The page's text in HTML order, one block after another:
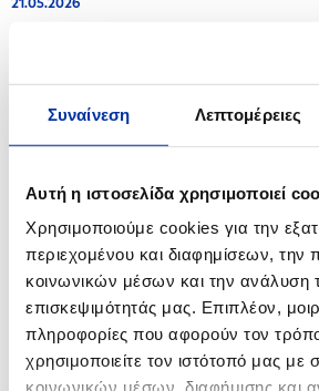
Συναίνεση Λεπτομέρειες
Αυτή η ιστοσελίδα χρησιμοποιεί
Χρησιμοποιούμε cookies για την
περιεχομένου και διαφημίσεων, την
κοινωνικών μέσων και την ανάλυση
επισκεψιμότητάς μας. Επιπλέον,
πληροφορίες που αφορούν τον
χρησιμοποιείτε τον ιστότοπό μας με
κοινωνικών μέσων, διαφήμισης και
21.05.2026
2025
Περιβαλλοντικών Επιπτώσεων (ΣΜΠΕ) στο πλαίσιο
έγκρισης Ειδικού Πολεοδομικού Σχεδίου (Ε.Π.Σ.)
Εγκαταστάσεων Ασπροπύργου (ΒΕΑ)
24.04.2025
Προσθέτουμε στη «φαρέτρα» της Τροχαίας
μοτοσυκλέτες, μεγάλου κυβισμού